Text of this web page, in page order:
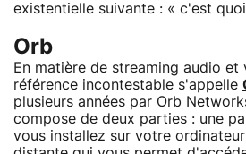
existentielle suivante : « c'est
Orb
En matière de streaming audio et
référence incontestable s'appelle
plusieurs années par Orb
compose de deux parties : une
vous installez sur votre